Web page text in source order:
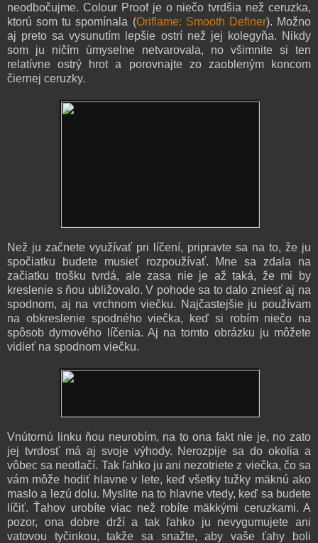
neodbočujme. Colour Proof je o niečo tvrdšia než ceruzka,
ktorú som tu spomínala (Oriflame: Smooth Definer). Možno
aj preto sa vysunutím lepšie ostrí než jej kolegyňa. Nikdy
som ju ničím úmyselne netvarovala, no všimnite si ten
relatívne ostrý hrot a porovnajte zo zaobleným koncom
čiernej ceruzky.
Než ju začnete využívať pri líčení, pripravte sa na to, že ju
spočiatku budete musieť rozpoužívať. Mne sa zdala na
začiatku trošku tvrdá, ale zasa nie je až taká, že mi by
kreslenie s ňou ubližovalo. V pohode sa to dalo zniesť aj na
spodnom, aj na vrchnom viečku. Najčastejšie ju používam
na obkreslenie spodného viečka, keď si robím niečo na
spôsob dymového líčenia. Aj na tomto obrázku ju môžete
vidieť na spodnom viečku.
Vnútornú linku ňou neurobím, na to ona fakt nie je, no zato
jej tvrdosť má aj svoje výhody. Nerozpije sa do okolia a
vôbec sa neotlačí. Tak ľahko ju ani nezotriete z viečka, čo sa
vám môže hodiť hlavne v lete, keď všetky tužky mäknú ako
maslo a lezú dolu. Myslite na to hlavne vtedy, keď sa budete
líčiť. Ťahov urobíte viac než robíte mäkkými ceruzkami. A
pozor, ona dobre drží a tak ľahko ju nevygumujete ani
vatovou tyčinkou, takže sa snažte, aby vaše ťahy boli